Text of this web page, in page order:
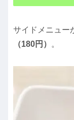
サイドメニュー
（180円）
。